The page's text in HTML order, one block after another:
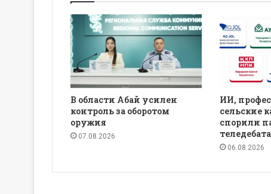
В области Абай усилен
контроль за оборотом
оружия
07.08.2026
ИИ,
сельские
спорили
06.08.2026